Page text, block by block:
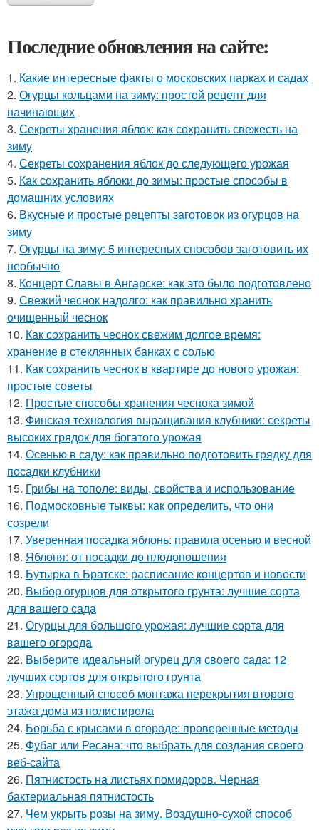
Последние обновления на сайте:
1. Какие интересные факты о московских парках и садах
2. Огурцы кольцами на зиму: простой рецепт для
начинающих
3. Секреты хранения яблок: как сохранить свежесть на
зиму
4. Секреты сохранения яблок до следующего урожая
5. Как сохранить яблоки до зимы: простые способы в
домашних условиях
6. Вкусные и простые рецепты заготовок из огурцов на
зиму
7. Огурцы на зиму: 5 интересных способов заготовить их
необычно
8. Концерт Славы в Ангарске: как это было подготовлено
9. Свежий чеснок надолго: как правильно хранить
очищенный чеснок
10. Как сохранить чеснок свежим долгое время:
хранение в стеклянных банках с солью
11. Как сохранить чеснок в квартире до нового урожая:
простые советы
12. Простые способы хранения чеснока зимой
13. Финская технология выращивания клубники: секреты
высоких грядок для богатого урожая
14. Осенью в саду: как правильно подготовить грядку для
посадки клубники
15. Грибы на тополе: виды, свойства и использование
16. Подмосковные тыквы: как определить, что они
созрели
17. Уверенная посадка яблонь: правила осенью и весной
18. Яблоня: от посадки до плодоношения
19. Бутырка в Братске: расписание концертов и новости
20. Выбор огурцов для открытого грунта: лучшие сорта
для вашего сада
21. Огурцы для большого урожая: лучшие сорта для
вашего огорода
22. Выберите идеальный огурец для своего сада: 12
лучших сортов для открытого грунта
23. Упрощенный способ монтажа перекрытия второго
этажа дома из полистирола
24. Борьба с крысами в огороде: проверенные методы
25. Фубаг или Ресана: что выбрать для создания своего
веб-сайта
26. Пятнистость на листьях помидоров. Черная
бактериальная пятнистость
27. Чем укрыть розы на зиму. Воздушно-сухой способ